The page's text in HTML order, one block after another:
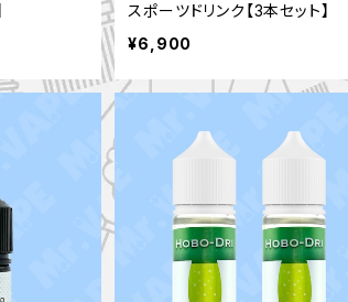
スポーツドリンク【3本セット】
¥6,900